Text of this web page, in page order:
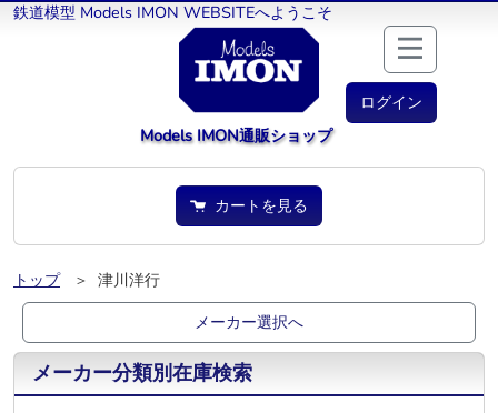
鉄道模型 Models IMON WEBSITEへようこそ
ログイン
Models IMON通販ショップ
カートを見る
トップ
＞ 津川洋行
メーカー選択へ
メーカー分類別在庫検索